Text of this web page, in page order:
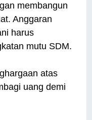
membangun
Anggaran
harus
mutu SDM.
atas
uang demi